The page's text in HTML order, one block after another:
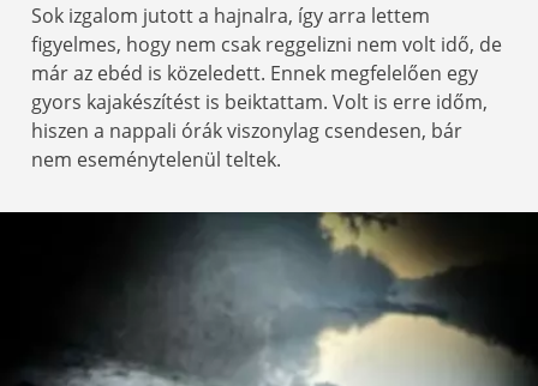
Sok izgalom jutott a hajnalra, így arra lettem
figyelmes, hogy nem csak reggelizni nem volt idő, de
már az ebéd is közeledett. Ennek megfelelően egy
gyors kajakészítést is beiktattam. Volt is erre időm,
hiszen a nappali órák viszonylag csendesen, bár
nem eseménytelenül teltek.